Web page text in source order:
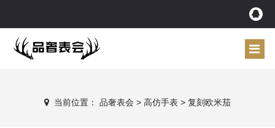
当前位置： 品奢表会 > 高仿手表 > 复刻欧米茄